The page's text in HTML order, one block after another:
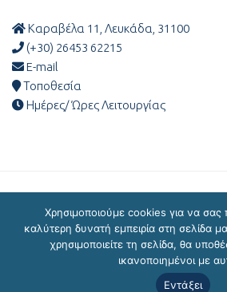
Καραβέλα 11, Λευκάδα, 31100
(+30) 26453 62215
E-mail
Τοποθεσία
Ημέρες/ Ώρες Λειτουργίας
ΔΔΕ Λευκάδας ©
Χρησιμοποιούμε cookies για να
καλύτερη δυνατή εμπειρία στη σελίδα
χρησιμοποιείτε τη σελίδα, θα
ικανοποιημένοι με
Εντάξει